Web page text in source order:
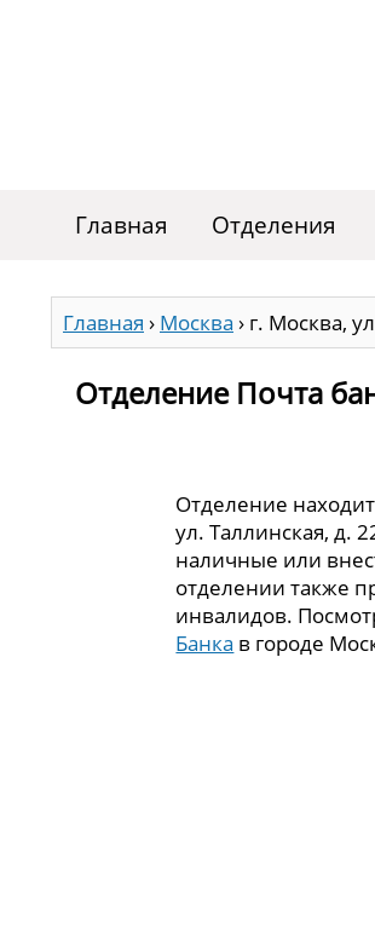
Главная Отделения
Главная › Москва › г. Москва,
Отделение Почта
Отделение
ул. Таллинская, д.
наличные или
отделении также
инвалидов.
Банка в городе